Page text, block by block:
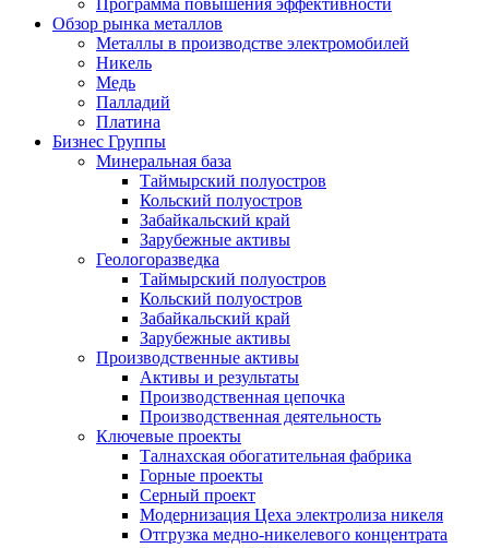
Программа повышения эффективности
Обзор рынка металлов
Металлы в производстве электромобилей
Никель
Медь
Палладий
Платина
Бизнес Группы
Минеральная база
Таймырский полуостров
Кольский полуостров
Забайкальский край
Зарубежные активы
Геологоразведка
Таймырский полуостров
Кольский полуостров
Забайкальский край
Зарубежные активы
Производственные активы
Активы и результаты
Производственная цепочка
Производственная деятельность
Ключевые проекты
Талнахская обогатительная фабрика
Горные проекты
Серный проект
Модернизация Цеха электролиза никеля
Отгрузка медно-никелевого концентрата